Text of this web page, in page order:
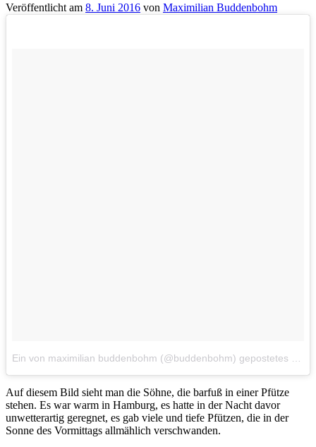
Veröffentlicht am 8. Juni 2016 von Maximilian Buddenbohm
Auf diesem Bild sieht man die Söhne, die barfuß in einer Pfütze
stehen. Es war warm in Hamburg, es hatte in der Nacht davor
unwetterartig geregnet, es gab viele und tiefe Pfützen, die in der
Sonne des Vormittags allmählich verschwanden.